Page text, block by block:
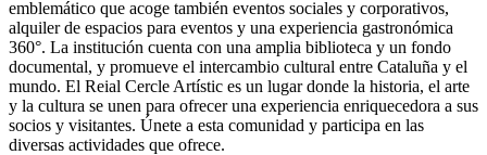
emblemático que acoge también eventos sociales y corporativos,
alquiler de espacios para eventos y una experiencia gastronómica
360°. La institución cuenta con una amplia biblioteca y un fondo
documental, y promueve el intercambio cultural entre Cataluña y el
mundo. El Reial Cercle Artístic es un lugar donde la historia, el arte
y la cultura se unen para ofrecer una experiencia enriquecedora a sus
socios y visitantes. Únete a esta comunidad y participa en las
diversas actividades que ofrece.